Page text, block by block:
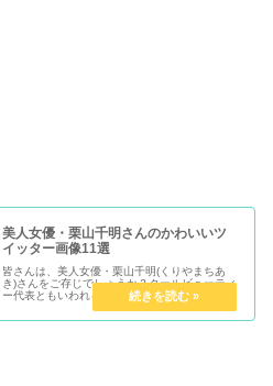
美人女優・栗山千明さんのかわいいツ
イッター画像11選
皆さんは、美人女優・栗山千明(くりやまちあ
き)さんをご存じでしょうか？クールビューティ
ー代表ともいわれる美人女優です。She is very
beautiful.そこで、この美女のプロフィールと可
愛いTwitter画像をご紹介します。プロフ...